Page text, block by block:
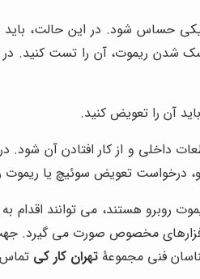
حساس شود. در این حالت، باید
ریموت، آن را تست کنید.
آن را تعویض کنید.
و از کار افتادن آن شود.
درخواست تعویض سوئیچ یا ریموت
روبرو هستند، می توانند
مخصوص صورت می گیرد.
فنی مجموعۀ تهران کار کی